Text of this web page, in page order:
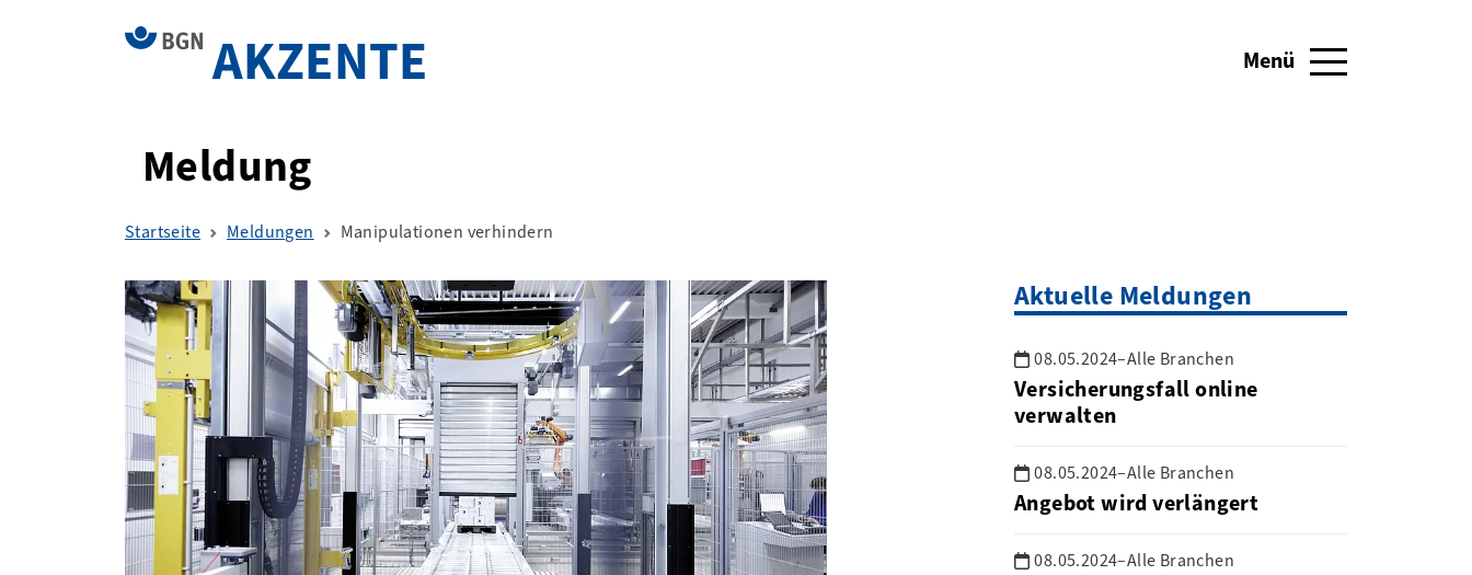
AKZENTE Menü
Navigation umschalten
Meldung
Startseite Meldungen Manipulationen verhindern
Aktuelle Meldungen
08.05.2024–Alle Branchen
Versicherungsfall online
verwalten
08.05.2024–Alle Branchen
Angebot wird verlängert
08.05.2024–Alle Branchen